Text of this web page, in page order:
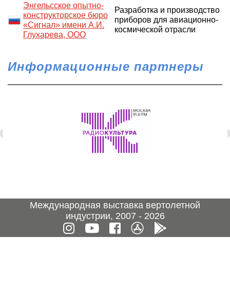
Энгельсское опытно-
конструкторское бюро
«Сигнал» имени А.И.
Глухарева, ООО
Разработка и производство
приборов для авиационно-
космической отрасли
Информационные партнеры
Международная выставка вертолетной
индустрии, 2007 - 2026